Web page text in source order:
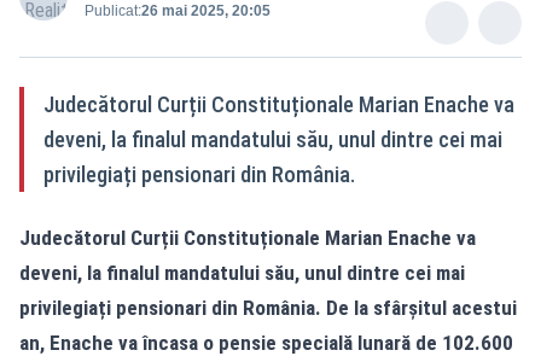
Publicat:26 mai 2025, 20:05
Judecătorul Curții Constituționale Marian Enache va
deveni, la finalul mandatului său, unul dintre cei mai
privilegiați pensionari din România.
Judecătorul Curții Constituționale Marian Enache va
deveni, la finalul mandatului său, unul dintre cei mai
privilegiați pensionari din România. De la sfârșitul acestui
an, Enache va încasa o pensie specială lunară de 102.600